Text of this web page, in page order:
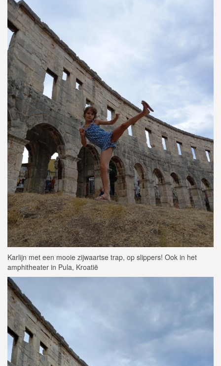
Karlijn met een mooie zijwaartse trap, op slippers! Ook in het
amphitheater in Pula, Kroatië